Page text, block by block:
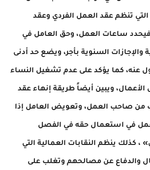
تنظم عقد العمل الفردي وعقد
ساعات العمل، وحق العامل في
والإجازات السنوية بأجر، ويضع حد أدنى
عنه، كما يؤكد على عدم تشغيل النساء
ويبين أيضاً طريقة إنهاء عقد
صاحب العمل، وتعويض العامل إذا
في استعمال حقه في الفصل
كذلك ينظم النقابات العمالية التي
والدفاع عن مصالحهم وتغلب على